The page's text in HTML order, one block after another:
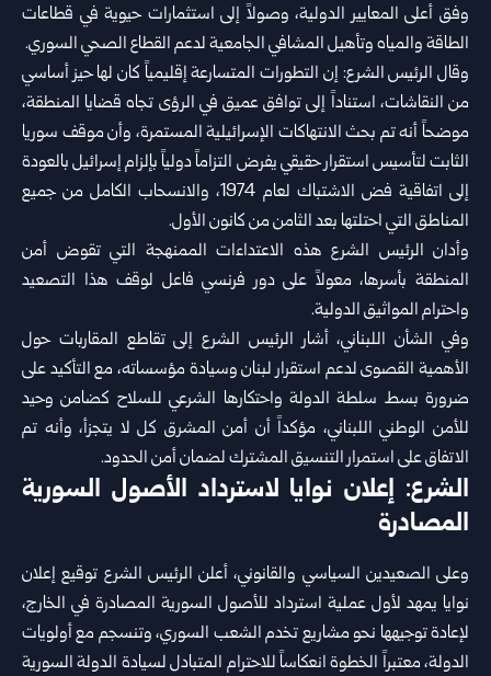
وفق أعلى المعايير الدولية، وصولاً إلى استثمارات حيوية في قطاعات
الطاقة والمياه وتأهيل المشافي الجامعية لدعم القطاع الصحي السوري.
وقال الرئيس الشرع: إن التطورات المتسارعة إقليمياً كان لها حيز أساسي
من النقاشات، استناداً إلى توافق عميق في الرؤى تجاه قضايا المنطقة،
موضحاً أنه تم بحث الانتهاكات الإسرائيلية المستمرة، وأن موقف سوريا
الثابت لتأسيس استقرار حقيقي يفرض التزاماً دولياً بإلزام إسرائيل بالعودة
إلى اتفاقية فض الاشتباك لعام 1974، والانسحاب الكامل من جميع
المناطق التي احتلتها بعد الثامن من كانون الأول.
وأدان الرئيس الشرع هذه الاعتداءات الممنهجة التي تقوض أمن
المنطقة بأسرها، معولاً على دور فرنسي فاعل لوقف هذا التصعيد
واحترام المواثيق الدولية.
وفي الشأن اللبناني، أشار الرئيس الشرع إلى تقاطع المقاربات حول
الأهمية القصوى لدعم استقرار لبنان وسيادة مؤسساته، مع التأكيد على
ضرورة بسط سلطة الدولة واحتكارها الشرعي للسلاح كضامن وحيد
للأمن الوطني اللبناني، مؤكداً أن أمن المشرق كل لا يتجزأ، وأنه تم
الاتفاق على استمرار التنسيق المشترك لضمان أمن الحدود.
الشرع: إعلان نوايا لاسترداد الأصول السورية
المصادرة
وعلى الصعيدين السياسي والقانوني، أعلن الرئيس الشرع توقيع إعلان
نوايا يمهد لأول عملية استرداد للأصول السورية المصادرة في الخارج،
لإعادة توجيهها نحو مشاريع تخدم الشعب السوري، وتنسجم مع أولويات
الدولة، معتبراً الخطوة انعكاساً للاحترام المتبادل لسيادة الدولة السورية